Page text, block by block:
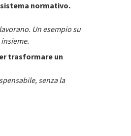
normativo.
Un esempio su
trasformare un
senza la